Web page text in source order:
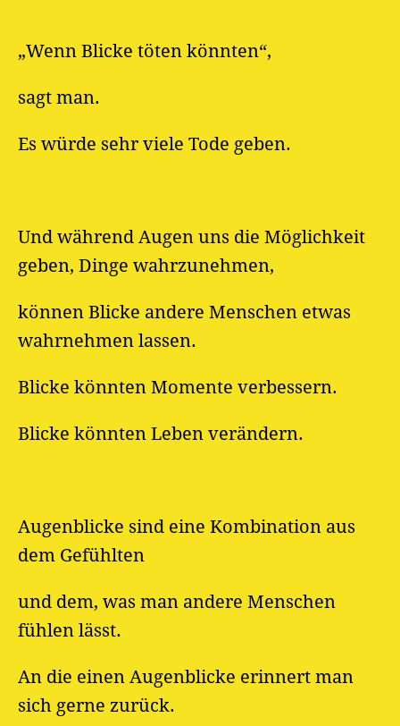
„Wenn Blicke töten könnten“,
sagt man.
Es würde sehr viele Tode geben.
Und während Augen uns die Möglichkeit
geben, Dinge wahrzunehmen,
können Blicke andere Menschen etwas
wahrnehmen lassen.
Blicke könnten Momente verbessern.
Blicke könnten Leben verändern.
Augenblicke sind eine Kombination aus
dem Gefühlten
und dem, was man andere Menschen
fühlen lässt.
An die einen Augenblicke erinnert man
sich gerne zurück.